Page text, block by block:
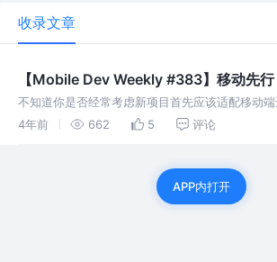
收录文章
【Mobile Dev Weekly #383】移动先
不知道你是否经常考虑新项目首先应该适配移动
我在Twitter发起了一次关于此项的投票，总票数
4年前 662 5 评论
APP内打开